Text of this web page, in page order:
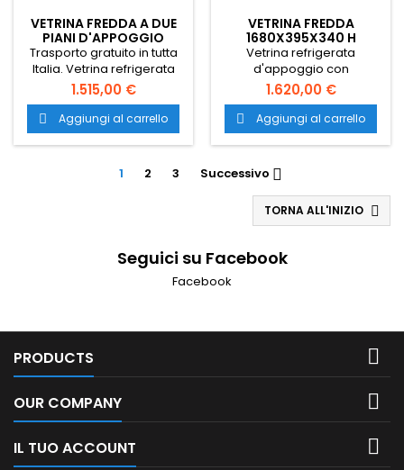
VETRINA FREDDA A DUE
PIANI D'APPOGGIO
Trasporto gratuito in tutta
Italia. Vetrina refrigerata
d'appoggio di pregevole
design che permette
ampia visibilità. Espositore
refrigerato d'appoggio con
dimensioni 1320x395x340
mm e temperatura
+2°/+6°C.
1.515,00 €
 Aggiungi al carrello
VETRINA FREDDA
1680X395X340 H
Vetrina refrigerata
d'appoggio con
dimensioni 1680x395x340
mm. Trasporto gratuito in
tutta Italia.
1.620,00 €
 Aggiungi al carrello
1 2 3 Successivo 
TORNA ALL'INIZIO 
Seguici su Facebook
Facebook
PRODUCTS 
OUR COMPANY 
IL TUO ACCOUNT 